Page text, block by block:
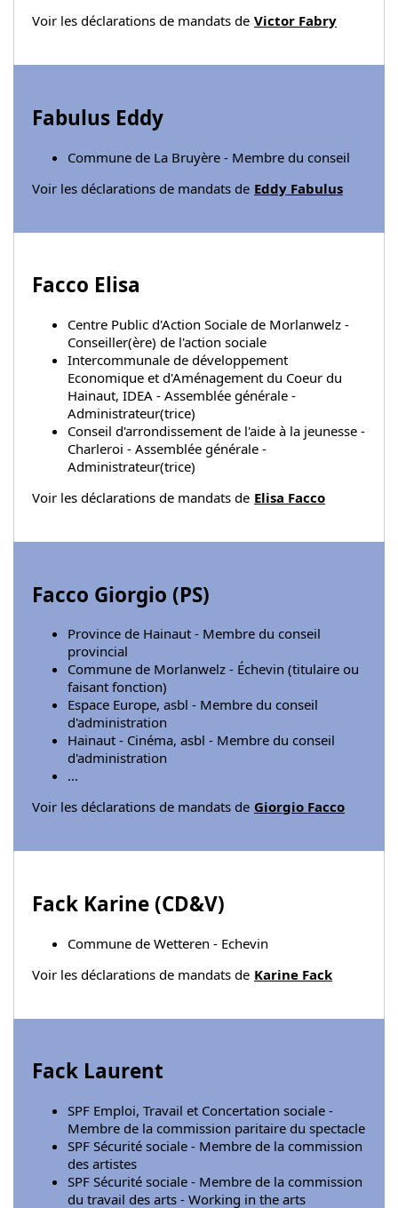
Voir les déclarations de mandats de Victor Fabry
Fabulus Eddy
Commune de La Bruyère - Membre du conseil
Voir les déclarations de mandats de Eddy Fabulus
Facco Elisa
Centre Public d'Action Sociale de Morlanwelz -
Conseiller(ère) de l'action sociale
Intercommunale de développement
Economique et d'Aménagement du Coeur du
Hainaut, IDEA - Assemblée générale -
Administrateur(trice)
Conseil d'arrondissement de l'aide à la jeunesse -
Charleroi - Assemblée générale -
Administrateur(trice)
Voir les déclarations de mandats de Elisa Facco
Facco Giorgio (PS)
Province de Hainaut - Membre du conseil
provincial
Commune de Morlanwelz - Échevin (titulaire ou
faisant fonction)
Espace Europe, asbl - Membre du conseil
d'administration
Hainaut - Cinéma, asbl - Membre du conseil
d'administration
...
Voir les déclarations de mandats de Giorgio Facco
Fack Karine (CD&V)
Commune de Wetteren - Echevin
Voir les déclarations de mandats de Karine Fack
Fack Laurent
SPF Emploi, Travail et Concertation sociale -
Membre de la commission paritaire du spectacle
SPF Sécurité sociale - Membre de la commission
des artistes
SPF Sécurité sociale - Membre de la commission
du travail des arts - Working in the arts